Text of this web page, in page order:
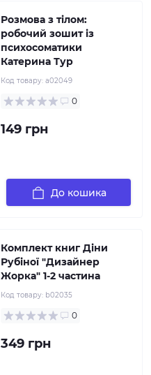
Розмова з тілом:
робочий зошит із
психосоматики
Катерина Тур
Код товару: a02049
0
149 грн
До кошика
Комплект книг Діни
Рубіної "Дизайнер
Жорка" 1-2 частина
Код товару: b02035
0
349 грн